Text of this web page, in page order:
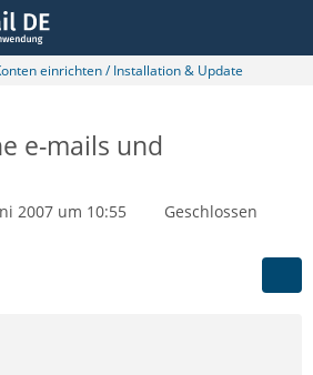
einrichten / Installation & Update
e-mails und
2007 um 10:55
Geschlossen